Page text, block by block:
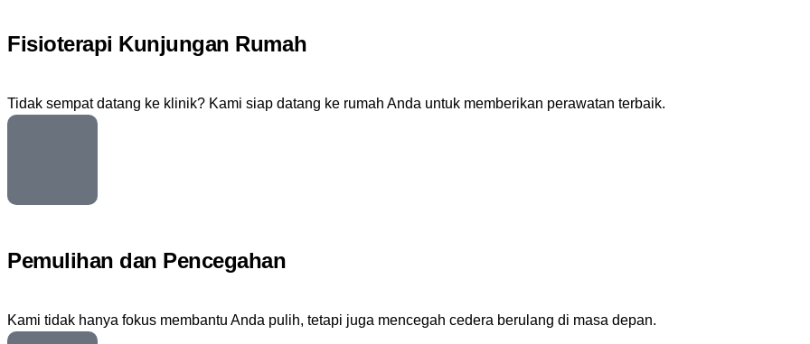
Fisioterapi Kunjungan Rumah
Tidak sempat datang ke klinik? Kami siap datang ke rumah Anda untuk memberikan perawatan terbaik.
Pemulihan dan Pencegahan
Kami tidak hanya fokus membantu Anda pulih, tetapi juga mencegah cedera berulang di masa depan.